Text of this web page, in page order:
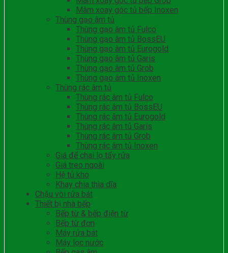
Mâm xoay góc tủ bếp Inoxen
Thùng gạo âm tủ
Thùng gạo âm tủ Fulco
Thùng gạo âm tủ BossEU
Thùng gạo âm tủ Eurogold
Thùng gạo âm tủ Garis
Thùng gạo âm tủ Grob
Thùng gạo âm tủ Inoxen
Thùng rác âm tủ
Thùng rác âm tủ Fulco
Thùng rác âm tủ BossEU
Thùng rác âm tủ Eurogold
Thùng rác âm tủ Garis
Thùng rác âm tủ Grob
Thùng rác âm tủ Inoxen
Giá để chai lọ tẩy rửa
Giá treo ngoài
Hệ tủ kho
Khay chia thìa dĩa
Chậu vòi rửa bát
Thiết bị nhà bếp
Bếp từ & bếp điện từ
Bếp từ đơn
Máy rửa bát
Máy lọc nước